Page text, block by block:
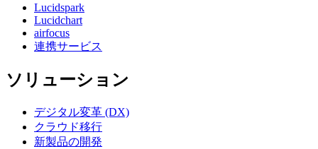
Lucidspark
Lucidchart
airfocus
連携サービス
ソリューション
デジタル変革 (DX)
クラウド移行
新製品の開発